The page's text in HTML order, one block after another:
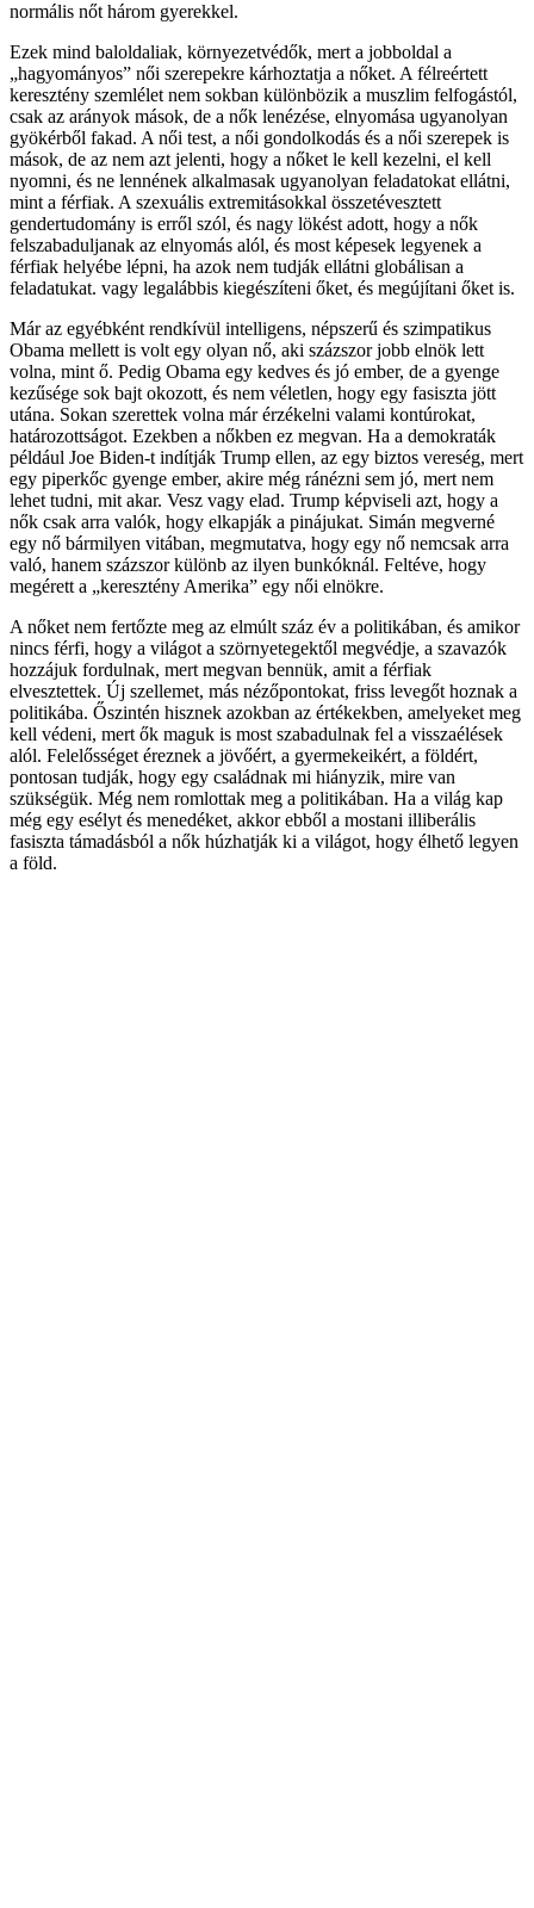
normális nőt három gyerekkel.
Ezek mind baloldaliak, környezetvédők, mert a jobboldal a
„hagyományos” női szerepekre kárhoztatja a nőket. A félreértett
keresztény szemlélet nem sokban különbözik a muszlim felfogástól,
csak az arányok mások, de a nők lenézése, elnyomása ugyanolyan
gyökérből fakad. A női test, a női gondolkodás és a női szerepek is
mások, de az nem azt jelenti, hogy a nőket le kell kezelni, el kell
nyomni, és ne lennének alkalmasak ugyanolyan feladatokat ellátni,
mint a férfiak. A szexuális extremitásokkal összetévesztett
gendertudomány is erről szól, és nagy lökést adott, hogy a nők
felszabaduljanak az elnyomás alól, és most képesek legyenek a
férfiak helyébe lépni, ha azok nem tudják ellátni globálisan a
feladatukat. vagy legalábbis kiegészíteni őket, és megújítani őket is.
Már az egyébként rendkívül intelligens, népszerű és szimpatikus
Obama mellett is volt egy olyan nő, aki százszor jobb elnök lett
volna, mint ő. Pedig Obama egy kedves és jó ember, de a gyenge
kezűsége sok bajt okozott, és nem véletlen, hogy egy fasiszta jött
utána. Sokan szerettek volna már érzékelni valami kontúrokat,
határozottságot. Ezekben a nőkben ez megvan. Ha a demokraták
például Joe Biden-t indítják Trump ellen, az egy biztos vereség, mert
egy piperkőc gyenge ember, akire még ránézni sem jó, mert nem
lehet tudni, mit akar. Vesz vagy elad. Trump képviseli azt, hogy a
nők csak arra valók, hogy elkapják a pinájukat. Simán megverné
egy nő bármilyen vitában, megmutatva, hogy egy nő nemcsak arra
való, hanem százszor különb az ilyen bunkóknál. Feltéve, hogy
megérett a „keresztény Amerika” egy női elnökre.
A nőket nem fertőzte meg az elmúlt száz év a politikában, és amikor
nincs férfi, hogy a világot a szörnyetegektől megvédje, a szavazók
hozzájuk fordulnak, mert megvan bennük, amit a férfiak
elvesztettek. Új szellemet, más nézőpontokat, friss levegőt hoznak a
politikába. Őszintén hisznek azokban az értékekben, amelyeket meg
kell védeni, mert ők maguk is most szabadulnak fel a visszaélések
alól. Felelősséget éreznek a jövőért, a gyermekeikért, a földért,
pontosan tudják, hogy egy családnak mi hiányzik, mire van
szükségük. Még nem romlottak meg a politikában. Ha a világ kap
még egy esélyt és menedéket, akkor ebből a mostani illiberális
fasiszta támadásból a nők húzhatják ki a világot, hogy élhető legyen
a föld.